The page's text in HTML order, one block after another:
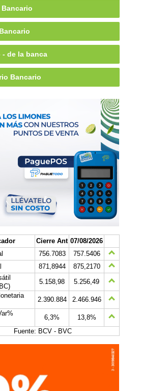
- de la banca
Bancario
Cierre Ant 07/08/2026
756.7083
757.5406
871,8944
875,2170
5.158,98
5.256,49
2.390.884
2.466.946
6,3%
13,8%
Fuente: BCV - BVC